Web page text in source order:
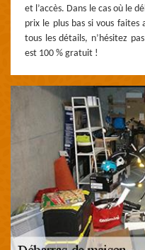
et l’accès. Dans le cas où le
prix le plus bas si vous
tous les détails, n’hésitez
est 100 % gratuit !